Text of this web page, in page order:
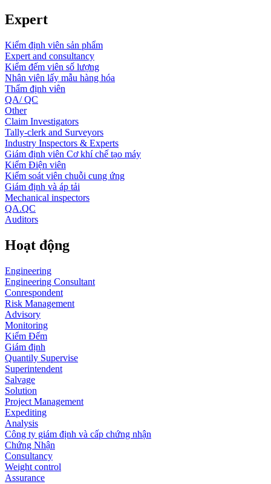
Expert
Kiểm định viên sản phẩm
Expert and consultancy
Kiểm đếm viên số lượng
Nhân viên lấy mẫu hàng hóa
Thẩm định viên
QA/ QC
Other
Claim Investigators
Tally-clerk and Surveyors
Industry Inspectors & Experts
Giám định viên Cơ khí chế tạo máy
Kiểm Điện viên
Kiểm soát viên chuỗi cung ứng
Giám định và áp tải
Mechanical inspectors
QA.QC
Auditors
Hoạt động
Engineering
Engineering Consultant
Conrespondent
Risk Management
Advisory
Monitoring
Kiểm Đếm
Giám định
Quantily Supervise
Superintendent
Salvage
Solution
Project Management
Expediting
Analysis
Công ty giám định và cấp chứng nhận
Chứng Nhận
Consultancy
Weight control
Assurance